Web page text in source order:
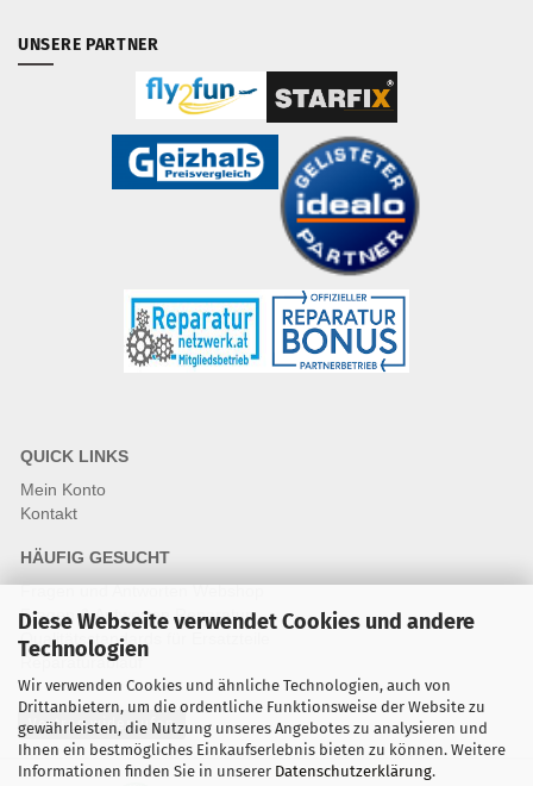
Diese Webseite verwendet Cookies und andere
Technologien
Wir verwenden Cookies und ähnliche Technologien, auch von
Drittanbietern, um die ordentliche Funktionsweise der Website zu
gewährleisten, die Nutzung unseres Angebotes zu analysieren und
Ihnen ein bestmögliches Einkaufserlebnis bieten zu können. Weitere
Informationen finden Sie in unserer Datenschutzerklärung.
UNSERE PARTNER
QUICK LINKS
Mein Konto
Kontakt
HÄUFIG GESUCHT
Fragen und Antworten Webshop
Fragen & Antworten Reparatur
Qualitätsstandards für Ersatzteile
Reparaturablauf
Vertrag widerrufen